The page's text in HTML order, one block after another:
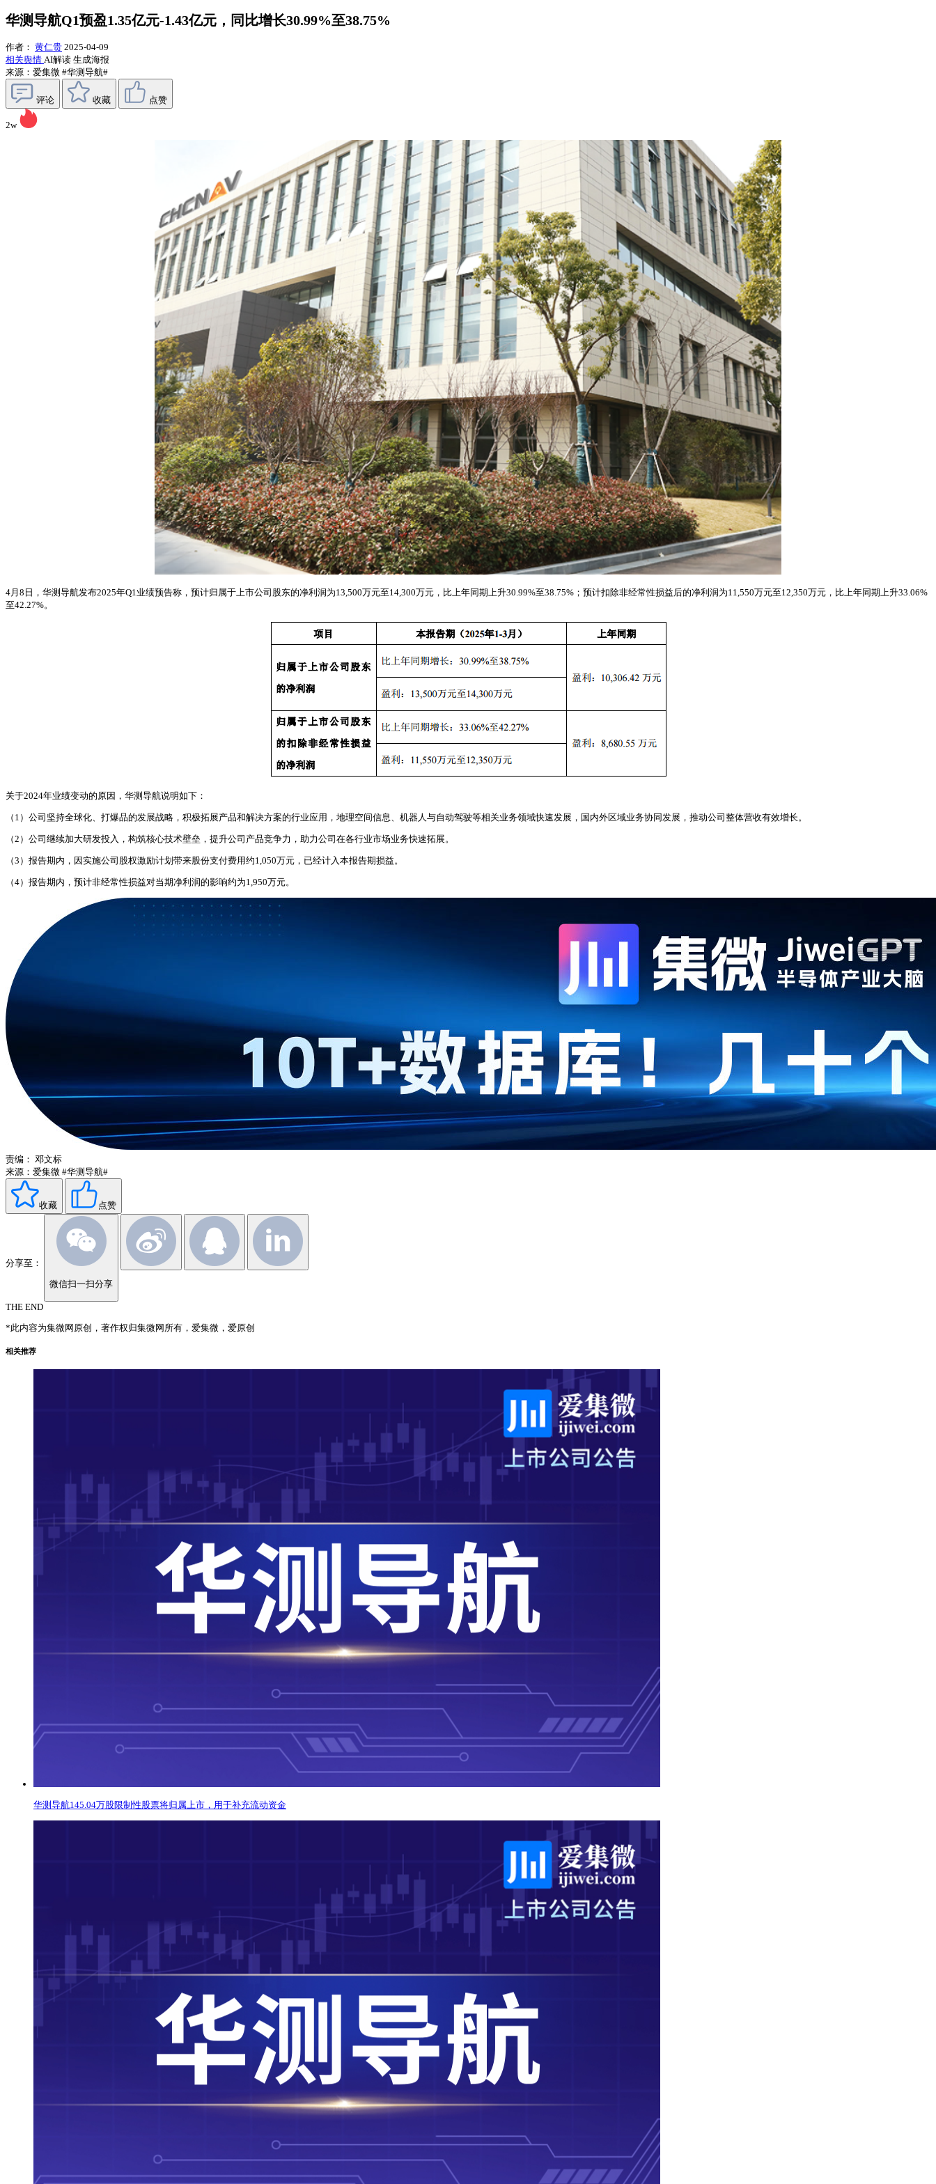
华测导航Q1预盈1.35亿元-1.43亿元，同比增长30.99%至38.75%
作者： 黄仁贵 2025-04-09
相关舆情 AI解读 生成海报
来源：爱集微 #华测导航#
评论 收藏 点赞
2w
4月8日，华测导航发布2025年Q1业绩预告称，预计归属于上市公司股东的净利润为13,500万元至14,300万元，比上年同期上升30.99%至38.75%；预计扣除非经常性损益后的净利润为11,550万元至12,350万元，比上年同期上升33.06%
至42.27%。
关于2024年业绩变动的原因，华测导航说明如下：
（1）公司坚持全球化、打爆品的发展战略，积极拓展产品和解决方案的行业应用，地理空间信息、机器人与自动驾驶等相关业务领域快速发展，国内外区域业务协同发展，推动公司整体营收有效增长。
（2）公司继续加大研发投入，构筑核心技术壁垒，提升公司产品竞争力，助力公司在各行业市场业务快速拓展。
（3）报告期内，因实施公司股权激励计划带来股份支付费用约1,050万元，已经计入本报告期损益。
（4）报告期内，预计非经常性损益对当期净利润的影响约为1,950万元。
责编： 邓文标
来源：爱集微 #华测导航#
收藏 点赞
分享至：
微信扫一扫分享
THE END
*此内容为集微网原创，著作权归集微网所有，爱集微，爱原创
相关推荐
华测导航145.04万股限制性股票将归属上市，用于补充流动资金